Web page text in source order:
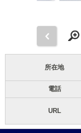
所在地
電話
URL